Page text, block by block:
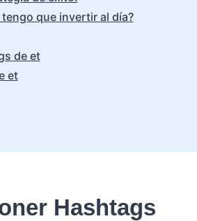
que invertir al día?
de et
et
Hashtags